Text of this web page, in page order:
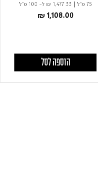
75 מ"ל ₪ 1,477.33 ל- 100 מ"ל
₪ 1,108.00
הוספה לסל